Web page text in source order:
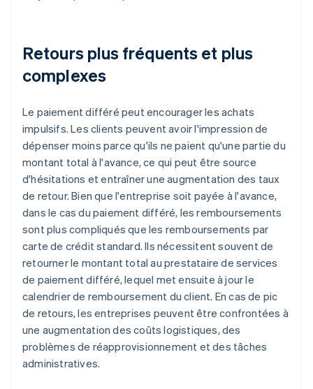
Retours plus fréquents et plus
complexes
Le paiement différé peut encourager les achats
impulsifs. Les clients peuvent avoir l'impression de
dépenser moins parce qu'ils ne paient qu'une partie du
montant total à l'avance, ce qui peut être source
d'hésitations et entraîner une augmentation des taux
de retour. Bien que l'entreprise soit payée à l'avance,
dans le cas du paiement différé, les remboursements
sont plus compliqués que les remboursements par
carte de crédit standard. Ils nécessitent souvent de
retourner le montant total au prestataire de services
de paiement différé, lequel met ensuite à jour le
calendrier de remboursement du client. En cas de pic
de retours, les entreprises peuvent être confrontées à
une augmentation des coûts logistiques, des
problèmes de réapprovisionnement et des tâches
administratives.